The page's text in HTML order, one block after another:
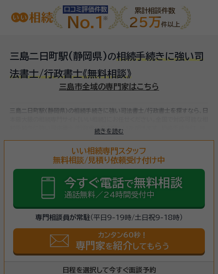
口コミ評価件数
No.1
累計相談件数
25万件以上
三島二日町駅(静岡県)の相続手続きに強い司
法書士/行政書士《無料相談》
三島市全域の専門家はこちら
続きを読む
三島二日町駅(静岡県)の相続手続きに強い司法書士/行政書士を探すなら、日
続手続きに強い司法書士/行政書士をお探しいただけます。
（相続財産が基礎控除額を超えていた場合）など多岐に渡るため、相続手続き
まずは相談しましょう。
いい相続専門スタッフ
無料相談/見積り依頼受け付け中
今すぐ電話で無料相談
通話無料／24時間受付中
専門相談員が常駐（平日9-19時/土日祝9-18時）
カンタン60秒！
専門家を紹介 してもらう
日程を選択して今すぐ面談予約